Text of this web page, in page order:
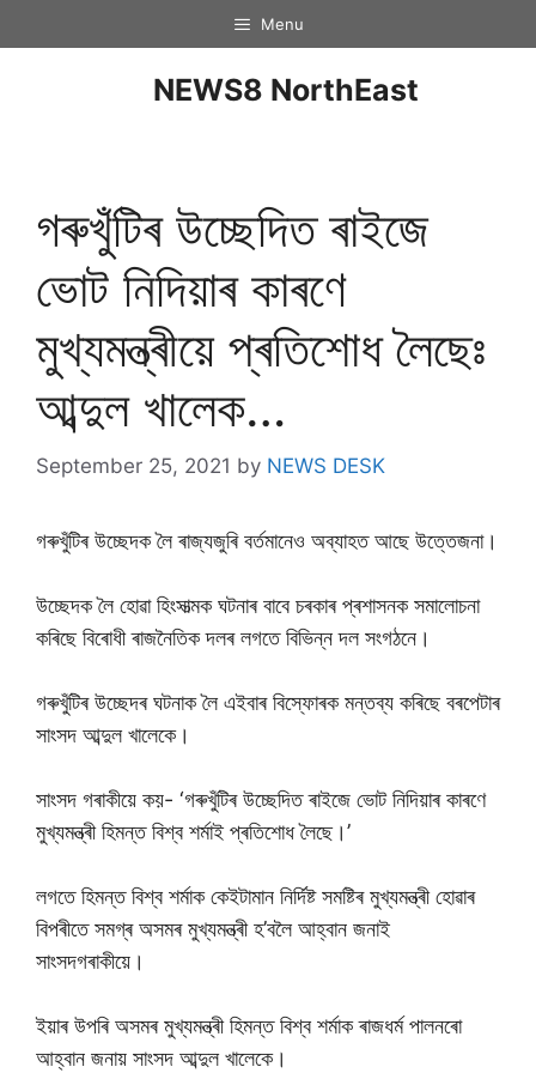
Menu
NEWS8 NorthEast
গৰুখুঁটিৰ উচ্ছেদিত ৰাইজে
ভোট নিদিয়াৰ কাৰণে
মুখ্যমন্ত্ৰীয়ে প্ৰতিশোধ লৈছেঃ
আব্দুল খালেক…
September 25, 2021 by NEWS DESK
গৰুখুঁটিৰ উচ্ছেদক লৈ ৰাজ্যজুৰি বৰ্তমানেও অব্যাহত আছে উত্তেজনা।
উচ্ছেদক লৈ হোৱা হিংসাত্মক ঘটনাৰ বাবে চৰকাৰ প্ৰশাসনক সমালোচনা
কৰিছে বিৰোধী ৰাজনৈতিক দলৰ লগতে বিভিন্ন দল সংগঠনে।
গৰুখুঁটিৰ উচ্ছেদৰ ঘটনাক লৈ এইবাৰ বিস্ফোৰক মন্তব্য কৰিছে বৰপেটাৰ
সাংসদ আব্দুল খালেকে।
সাংসদ গৰাকীয়ে কয়- ‘গৰুখুঁটিৰ উচ্ছেদিত ৰাইজে ভোট নিদিয়াৰ কাৰণে
মুখ্যমন্ত্ৰী হিমন্ত বিশ্ব শৰ্মাই প্ৰতিশোধ লৈছে।’
লগতে হিমন্ত বিশ্ব শৰ্মাক কেইটামান নিৰ্দিষ্ট সমষ্টিৰ মুখ্যমন্ত্ৰী হোৱাৰ
বিপৰীতে সমগ্ৰ অসমৰ মুখ্যমন্ত্ৰী হ’বলৈ আহ্বান জনাই
সাংসদগৰাকীয়ে।
ইয়াৰ উপৰি অসমৰ মুখ্যমন্ত্ৰী হিমন্ত বিশ্ব শৰ্মাক ৰাজধৰ্ম পালনৰো
আহ্বান জনায় সাংসদ আব্দুল খালেকে।